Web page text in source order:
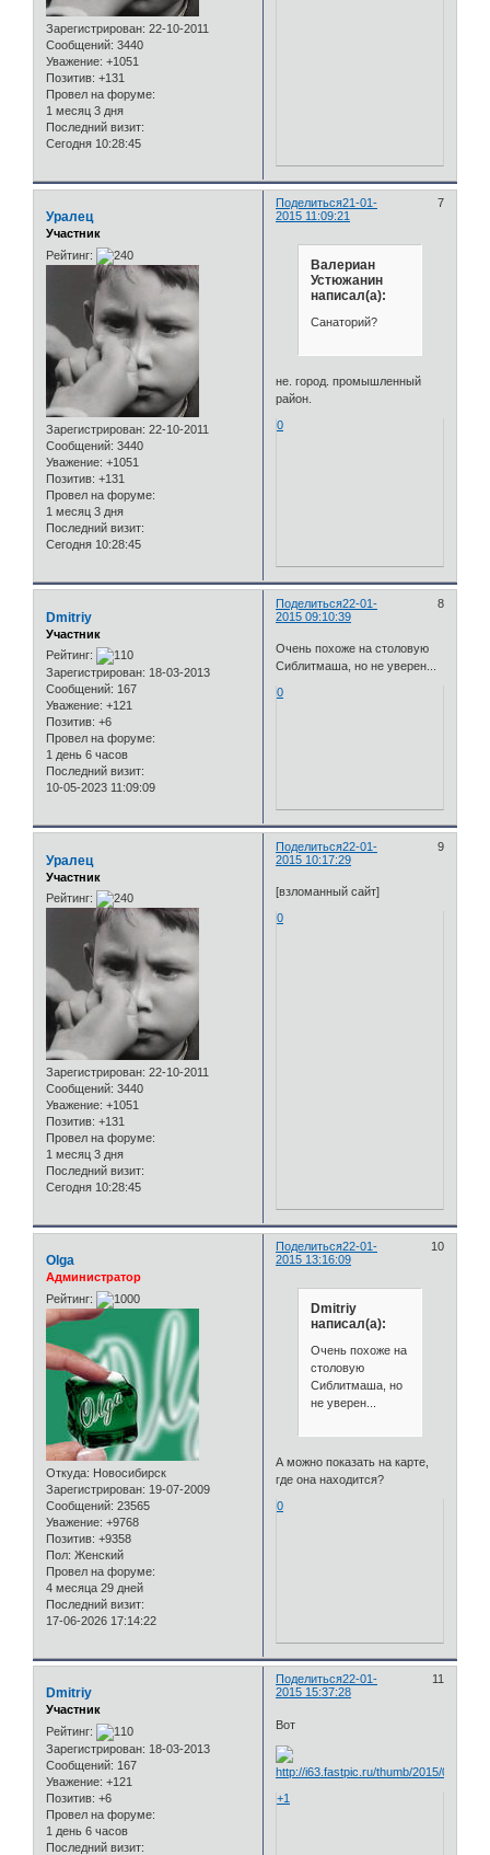
Зарегистрирован: 22-10-2011
Сообщений: 3440
Уважение: +1051
Позитив: +131
Провел на форуме:
1 месяц 3 дня
Последний визит:
Сегодня 10:28:45
Поделиться 7
21-01-
2015 11:09:21
Уралец
Участник
Рейтинг:
Зарегистрирован: 22-10-2011
Сообщений: 3440
Уважение: +1051
Позитив: +131
Провел на форуме:
1 месяц 3 дня
Последний визит:
Сегодня 10:28:45
Валериан
Устюжанин
написал(а):
Санаторий?
не. город. промышленный
район.
0
Поделиться 8
22-01-
2015 09:10:39
Dmitriy
Участник
Рейтинг:
Зарегистрирован: 18-03-2013
Сообщений: 167
Уважение: +121
Позитив: +6
Провел на форуме:
1 день 6 часов
Последний визит:
10-05-2023 11:09:09
Очень похоже на столовую
Сиблитмаша, но не уверен...
0
Поделиться 9
22-01-
2015 10:17:29
Уралец
Участник
Рейтинг:
Зарегистрирован: 22-10-2011
Сообщений: 3440
Уважение: +1051
Позитив: +131
Провел на форуме:
1 месяц 3 дня
Последний визит:
Сегодня 10:28:45
[взломанный сайт]
0
Поделиться 10
22-01-
2015 13:16:09
Olga
Администратор
Рейтинг:
Откуда: Новосибирск
Зарегистрирован: 19-07-2009
Сообщений: 23565
Уважение: +9768
Позитив: +9358
Пол: Женский
Провел на форуме:
4 месяца 29 дней
Последний визит:
17-06-2026 17:14:22
Dmitriy
написал(а):
Очень похоже на
столовую
Сиблитмаша, но
не уверен...
А можно показать на карте,
где она находится?
0
Поделиться 11
22-01-
2015 15:37:28
Dmitriy
Участник
Рейтинг:
Зарегистрирован: 18-03-2013
Сообщений: 167
Уважение: +121
Позитив: +6
Провел на форуме:
1 день 6 часов
Последний визит:
Вот
+1